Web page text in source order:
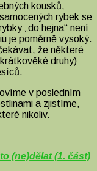
kousků,
rybek se
„do hejna“ není
je poměrně vysoký.
že některé
druhy)
v posledním
a zjistíme,
nikoliv.
(ne)dělat (1. část)